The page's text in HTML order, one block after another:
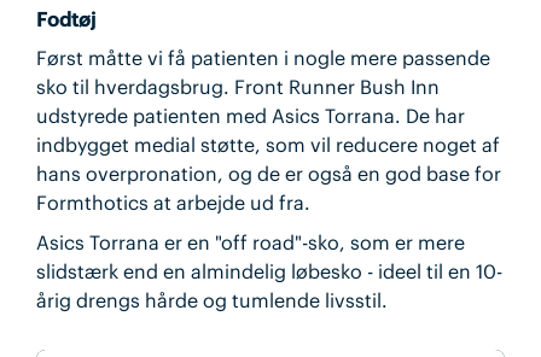
Fodtøj
Først måtte vi få patienten i nogle mere passende
sko til hverdagsbrug. Front Runner Bush Inn
udstyrede patienten med Asics Torrana. De har
indbygget medial støtte, som vil reducere noget af
hans overpronation, og de er også en god base for
Formthotics at arbejde ud fra.
Asics Torrana er en "off road"-sko, som er mere
slidstærk end en almindelig løbesko - ideel til en 10-
årig drengs hårde og tumlende livsstil.